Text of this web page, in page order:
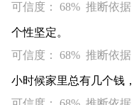
可信度： 68% 推断依据
个性坚定。
可信度： 68% 推断依据
小时候家里总有几个钱